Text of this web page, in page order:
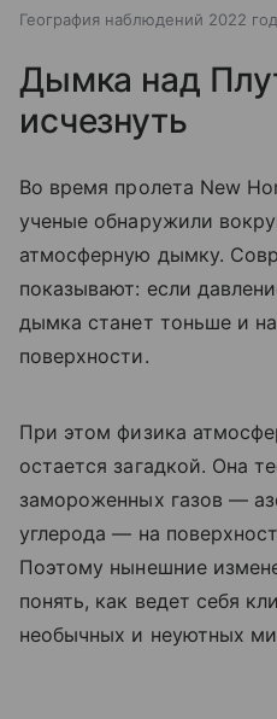
География наблюдений 2022
Дымка над
исчезнуть
Во время пролета New
ученые обнаружили
атмосферную дымку.
показывают: если
дымка станет тоньше и
поверхности.
При этом физика
остается загадкой. Она
замороженных газов —
углерода — на
Поэтому нынешние
понять, как ведет себя
необычных и неуютных